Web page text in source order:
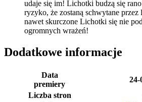
udaje się im! Lichotki budzą się
ryzyko, że zostaną schwytane
nawet skurczone Lichotki się nie
ogromnych wrażeń!
Dodatkowe informacje
Data
premiery
24-
Liczba stron